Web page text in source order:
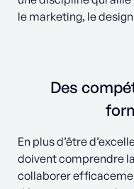
le marketing, le
Des
En plus d’être
doivent comprendre
collaborer